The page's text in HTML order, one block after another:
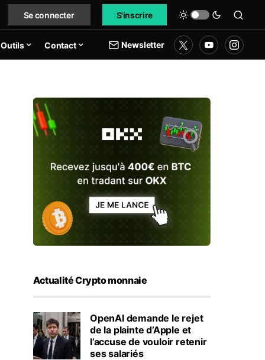
Se connecter S'inscrire
Outils Contact Newsletter
Actualité Crypto monnaie
OpenAI demande le rejet
de la plainte d’Apple et
l’accuse de vouloir retenir
ses salariés